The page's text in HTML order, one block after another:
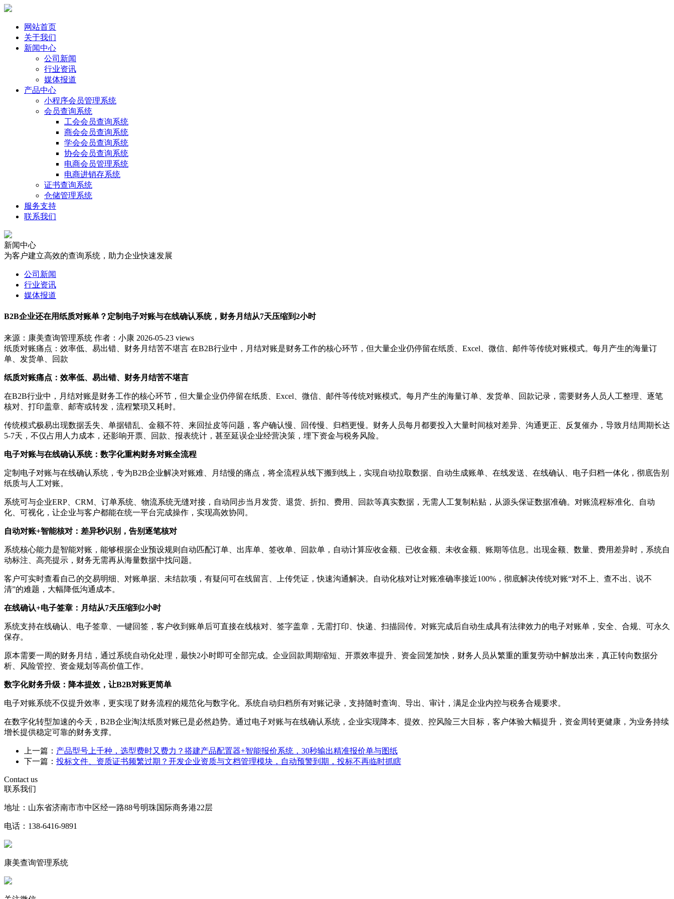
网站首页
关于我们
新闻中心
公司新闻
行业资讯
媒体报道
产品中心
小程序会员管理系统
会员查询系统
工会会员查询系统
商会会员查询系统
学会会员查询系统
协会会员查询系统
电商会员管理系统
电商进销存系统
证书查询系统
仓储管理系统
服务支持
联系我们
新闻中心
为客户建立高效的查询系统，助力企业快速发展
公司新闻
行业资讯
媒体报道
B2B企业还在用纸质对账单？定制电子对账与在线确认系统，财务月结从7天压缩到2小时
来源：康美查询管理系统 作者：小康 2026-05-23 views
纸质对账痛点：效率低、易出错、财务月结苦不堪言 在B2B行业中，月结对账是财务工作的核心环节，但大量企业仍停留在纸质、Excel、微信、邮件等传统对账模式。每月产生的海量订
单、发货单、回款
纸质对账痛点：效率低、易出错、财务月结苦不堪言
在B2B行业中，月结对账是财务工作的核心环节，但大量企业仍停留在纸质、Excel、微信、邮件等传统对账模式。每月产生的海量订单、发货单、回款记录，需要财务人员人工整理、逐笔
核对、打印盖章、邮寄或转发，流程繁琐又耗时。
传统模式极易出现数据丢失、单据错乱、金额不符、来回扯皮等问题，客户确认慢、回传慢、归档更慢。财务人员每月都要投入大量时间核对差异、沟通更正、反复催办，导致月结周期长达
5-7天，不仅占用人力成本，还影响开票、回款、报表统计，甚至延误企业经营决策，埋下资金与税务风险。
电子对账与在线确认系统：数字化重构财务对账全流程
定制电子对账与在线确认系统，专为B2B企业解决对账难、月结慢的痛点，将全流程从线下搬到线上，实现自动拉取数据、自动生成账单、在线发送、在线确认、电子归档一体化，彻底告别
纸质与人工对账。
系统可与企业ERP、CRM、订单系统、物流系统无缝对接，自动同步当月发货、退货、折扣、费用、回款等真实数据，无需人工复制粘贴，从源头保证数据准确。对账流程标准化、自动
化、可视化，让企业与客户都能在统一平台完成操作，实现高效协同。
自动对账+智能核对：差异秒识别，告别逐笔核对
系统核心能力是智能对账，能够根据企业预设规则自动匹配订单、出库单、签收单、回款单，自动计算应收金额、已收金额、未收金额、账期等信息。出现金额、数量、费用差异时，系统自
动标注、高亮提示，财务无需再从海量数据中找问题。
客户可实时查看自己的交易明细、对账单据、未结款项，有疑问可在线留言、上传凭证，快速沟通解决。自动化核对让对账准确率接近100%，彻底解决传统对账“对不上、查不出、说不
清”的难题，大幅降低沟通成本。
在线确认+电子签章：月结从7天压缩到2小时
系统支持在线确认、电子签章、一键回签，客户收到账单后可直接在线核对、签字盖章，无需打印、快递、扫描回传。对账完成后自动生成具有法律效力的电子对账单，安全、合规、可永久
保存。
原本需要一周的财务月结，通过系统自动化处理，最快2小时即可全部完成。企业回款周期缩短、开票效率提升、资金回笼加快，财务人员从繁重的重复劳动中解放出来，真正转向数据分
析、风险管控、资金规划等高价值工作。
数字化财务升级：降本提效，让B2B对账更简单
电子对账系统不仅提升效率，更实现了财务流程的规范化与数字化。系统自动归档所有对账记录，支持随时查询、导出、审计，满足企业内控与税务合规要求。
在数字化转型加速的今天，B2B企业淘汰纸质对账已是必然趋势。通过电子对账与在线确认系统，企业实现降本、提效、控风险三大目标，客户体验大幅提升，资金周转更健康，为业务持续
增长提供稳定可靠的财务支撑。
上一篇： 产品型号上千种，选型费时又费力？搭建产品配置器+智能报价系统，30秒输出精准报价单与图纸
下一篇： 投标文件、资质证书频繁过期？开发企业资质与文档管理模块，自动预警到期，投标不再临时抓瞎
Contact us
联系我们
地址：山东省济南市市中区经一路88号明珠国际商务港22层
电话：138-6416-9891
康美查询管理系统